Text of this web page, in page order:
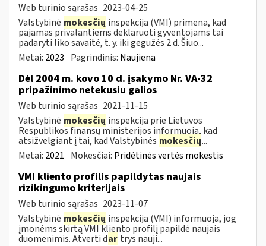
Web turinio sąrašas 2023-04-25
Valstybinė mokesčių inspekcija (VMI) primena, kad
pajamas privalantiems deklaruoti gyventojams tai
padaryti liko savaitė, t. y. iki gegužės 2 d. Šiuo...
Metai: 2023 Pagrindinis: Naujiena
Dėl 2004 m. kovo 10 d. įsakymo Nr. VA-32
pripažinimo netekusiu galios
Web turinio sąrašas 2021-11-15
Valstybinė mokesčių inspekcija prie Lietuvos
Respublikos finansų ministerijos informuoja, kad
atsižvelgiant į tai, kad Valstybinės mokesčių...
Metai: 2021 Mokesčiai: Pridėtinės vertės mokestis
VMI kliento profilis papildytas naujais
rizikingumo kriterijais
Web turinio sąrašas 2023-11-07
Valstybinė mokesčių inspekcija (VMI) informuoja, jog
įmonėms skirtą VMI kliento profilį papildė naujais
duomenimis. Atverti dar trys nauji...